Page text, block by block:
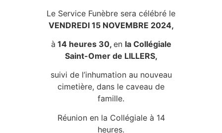
Le Service Funèbre sera célébré le
VENDREDI 15 NOVEMBRE 2024,
à 14 heures 30, en la Collégiale
Saint-Omer de LILLERS,
suivi de l’inhumation au nouveau
cimetière, dans le caveau de
famille.
Réunion en la Collégiale à 14
heures.